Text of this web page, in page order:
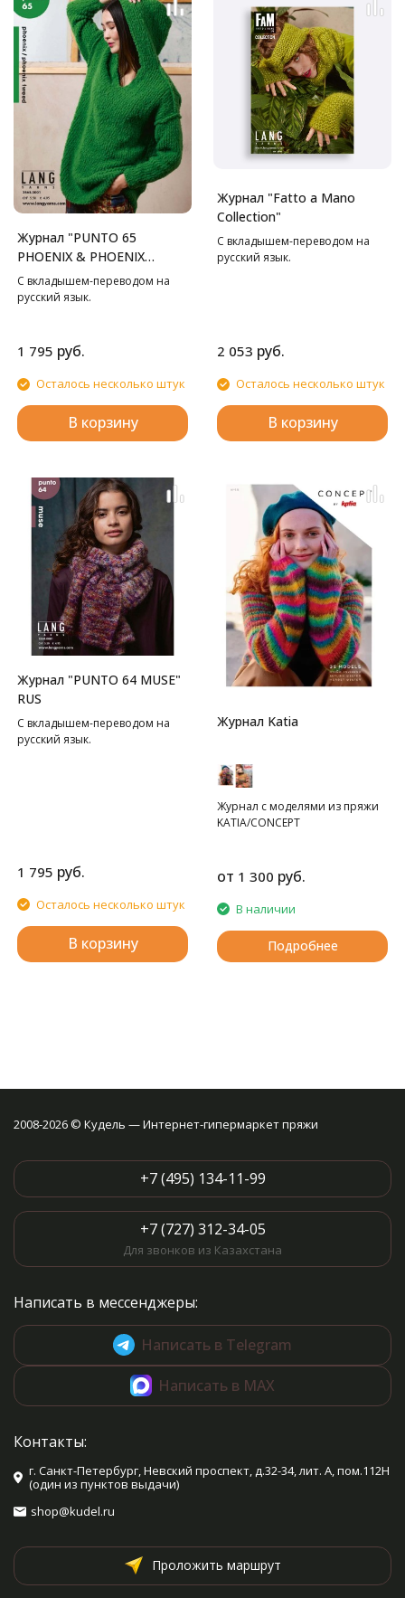
Журнал "PUNTO 65
PHOENIX & PHOENIX
TWEED" RUS
С вкладышем-переводом на
русский язык.
1 795 руб.
Осталось несколько штук
В корзину
Журнал "Fatto a Mano
Collection"
С вкладышем-переводом на
русский язык.
2 053 руб.
Осталось несколько штук
В корзину
Журнал "PUNTO 64 MUSE"
RUS
С вкладышем-переводом на
русский язык.
1 795 руб.
Осталось несколько штук
В корзину
Журнал Katia
Журнал с моделями из пряжи
KATIA/CONCEPT
от 1 300 руб.
В наличии
Подробнее
2008-2026 © Кудель — Интернет-гипермаркет пряжи
+7 (495) 134-11-99
+7 (727) 312-34-05
Для звонков из Казахстана
Написать в мессенджеры:
Написать в Telegram
Написать в MAX
Контакты:
г. Санкт-Петербург, Невский проспект, д.32-34, лит. А, пом.112Н
(один из пунктов выдачи)
shop@kudel.ru
Проложить маршрут